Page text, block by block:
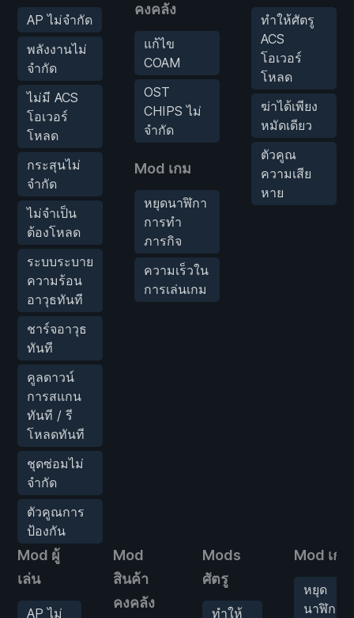
AP ไม่จำกัด
พลังงานไม่
จำกัด
ไม่มี ACS
โอเวอร์
โหลด
กระสุนไม่
จำกัด
ไม่จำเป็น
ต้องโหลด
ระบบระบาย
ความร้อน
อาวุธทันที
ชาร์จอาวุธ
ทันที
คูลดาวน์
การสแกน
ทันที / รี
โหลดทันที
ชุดซ่อมไม่
จำกัด
ตัวคูณการ
ป้องกัน
คงคลัง
แก้ไข
COAM
OST
CHIPS ไม่
จำกัด
Mod เกม
หยุดนาฬิกา
การทำ
ภารกิจ
ความเร็วใน
การเล่นเกม
ทำให้ศัตรู
ACS
โอเวอร์
โหลด
ฆ่าได้เพียง
หมัดเดียว
ตัวคูณ
ความเสีย
หาย
Mod ผู้
เล่น
AP ไม่
Mod
สินค้า
คงคลัง
Mods
ศัตรู
ทำให้
Mod เกม
หยุด
นาฬิกา